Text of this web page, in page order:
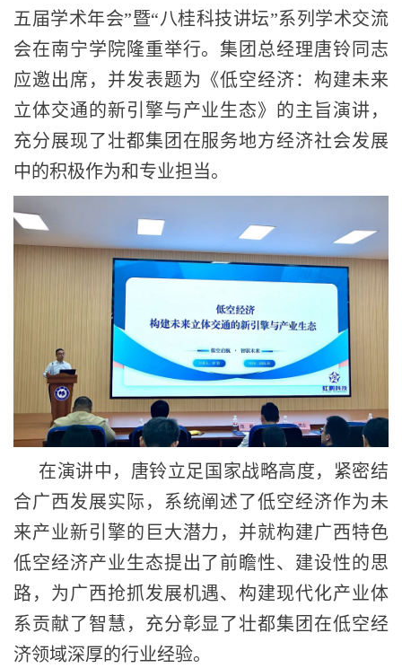
五届学术年会”暨“八桂科技讲坛”系列学术交流
会在南宁学院隆重举行。集团总经理唐铃同志
应邀出席，并发表题为《低空经济：构建未来
立体交通的新引擎与产业生态》的主旨演讲，
充分展现了壮都集团在服务地方经济社会发展
中的积极作为和专业担当。
在演讲中，唐铃立足国家战略高度，紧密结
合广西发展实际，系统阐述了低空经济作为未
来产业新引擎的巨大潜力，并就构建广西特色
低空经济产业生态提出了前瞻性、建设性的思
路，为广西抢抓发展机遇、构建现代化产业体
系贡献了智慧，充分彰显了壮都集团在低空经
济领域深厚的行业经验。